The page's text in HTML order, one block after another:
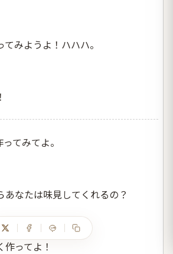
みようよ！ハハハ。
てみてよ。
あなたは味見してくれるの？
ってよ！